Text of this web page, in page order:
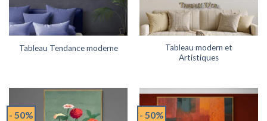
Tableau Tendance moderne
Tableau modern et
Artistiques
- 50% - 50%